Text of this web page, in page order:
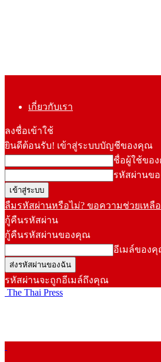
เกี่ยวกับเรา
ลงชื่อเข้าใช้
ยินดีต้อนรับ! เข้าสู่ระบบบัญชีของคุณ
ชื่อผู้ใช้ขอ
รหัสผ่านข
ลืมรหัสผ่านหรือไม่? ขอความช่วยเหลือ
กู้คืนรหัสผ่าน
กู้คืนรหัสผ่านของคุณ
อีเมล์ของ
รหัสผ่านจะถูกอีเมล์ถึงคุณ
The Thai Press